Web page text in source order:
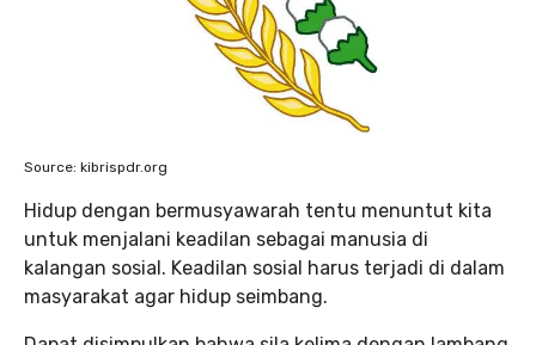
Source: kibrispdr.org
Hidup dengan bermusyawarah tentu menuntut kita
untuk menjalani keadilan sebagai manusia di
kalangan sosial. Keadilan sosial harus terjadi di dalam
masyarakat agar hidup seimbang.